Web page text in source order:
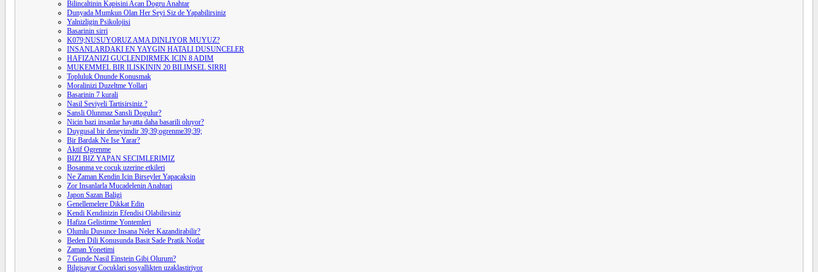
Bilincaltinin Kapisini Acan Dogru Anahtar
Dunyada Mumkun Olan Her Seyi Siz de Yapabilirsiniz
Yalnizligin Psikolojisi
Basarinin sirri
K079;NUSUYORUZ AMA DINLIYOR MUYUZ?
INSANLARDAKI EN YAYGIN HATALI DUSUNCELER
HAFIZANIZI GUCLENDIRMEK ICIN 8 ADIM
MUKEMMEL BIR ILISKININ 20 BILIMSEL SIRRI
Topluluk Onunde Konusmak
Moralinizi Duzeltme Yollari
Basarinin 7 kurali
Nasil Seviyeli Tartisirsiniz ?
Sansli Olunmaz Sansli Dogulur?
Nicin bazi insanlar hayatta daha basarili oluyor?
Duygusal bir deneyimdir 39;39;ogrenme39;39;
Bir Bardak Ne Ise Yarar?
Aktif Ogrenme
BIZI BIZ YAPAN SECIMLERIMIZ
Bosanma ve cocuk uzerine etkileri
Ne Zaman Kendin Icin Birseyler Yapacaksin
Zor Insanlarla Mucadelenin Anahtari
Japon Sazan Baligi
Genellemelere Dikkat Edin
Kendi Kendinizin Efendisi Olabilirsiniz
Hafiza Gelistirme Yontemleri
Olumlu Dusunce Insana Neler Kazandirabilir?
Beden Dili Konusunda Basit Sade Pratik Notlar
Zaman Yonetimi
7 Gunde Nasil Einstein Gibi Olurum?
Bilgisayar Cocuklari sosyallikten uzaklastiriyor